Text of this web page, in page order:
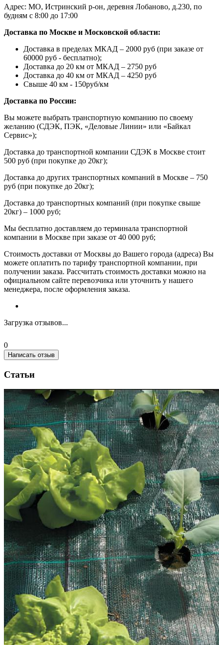
Адрес: МО, Истринский р-он, деревня Лобаново, д.230, по
будням с 8:00 до 17:00
Доставка по Москве и Московской области:
Доставка в пределах МКАД – 2000 руб (при заказе от
60000 руб - бесплатно);
Доставка до 20 км от МКАД – 2750 руб
Доставка до 40 км от МКАД – 4250 руб
Свыше 40 км - 150руб/км
Доставка по России:
Вы можете выбрать транспортную компанию по своему
желанию (СДЭК, ПЭК, «Деловые Линии» или «Байкал
Сервис»);
Доставка до транспортной компании СДЭК в Москве стоит
500 руб (при покупке до 20кг);
Доставка до других транспортных компаний в Москве – 750
руб (при покупке до 20кг);
Доставка до транспортных компаний (при покупке свыше
20кг) – 1000 руб;
Мы бесплатно доставляем до терминала транспортной
компании в Москве при заказе от 40 000 руб;
Стоимость доставки от Москвы до Вашего города (адреса) Вы
можете оплатить по тарифу транспортной компании, при
получении заказа. Рассчитать стоимость доставки можно на
официальном сайте перевозчика или уточнить у нашего
менеджера, после оформления заказа.
Загрузка отзывов...
0
Написать отзыв
Статьи